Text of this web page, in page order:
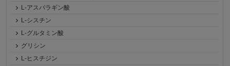
L-アスパラギン酸
L-シスチン
L-グルタミン酸
グリシン
L-ヒスチジン